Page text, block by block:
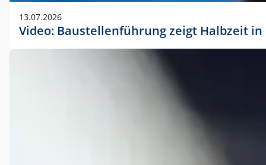
13.07.2026
Video: Baustellenführung zeigt Halbzeit